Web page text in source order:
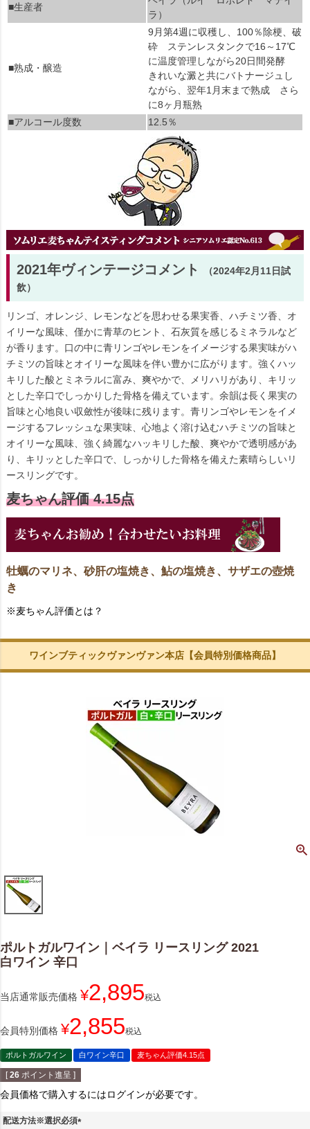
■生産者
ラ）
■熟成・醸造
9月第4週に収穫し、100％除梗、破
砕 ステンレスタンクで16～17℃
に温度管理しながら20日間発酵
きれいな澱と共にバトナージュし
ながら、翌年1月末まで熟成 さら
に8ヶ月瓶熟
■アルコール度数
12.5％
2021年ヴィンテージコメント
（2024年2月11日試
飲）
リンゴ、オレンジ、レモンなどを思わせる果実香、ハチミツ香、オ
イリーな風味、僅かに青草のヒント、石灰質を感じるミネラルなど
が香ります。口の中に青リンゴやレモンをイメージする果実味がハ
チミツの旨味とオイリーな風味を伴い豊かに広がります。強くハッ
キリした酸とミネラルに富み、爽やかで、メリハリがあり、キリッ
とした辛口でしっかりした骨格を備えています。余韻は長く果実の
旨味と心地良い収斂性が後味に残ります。青リンゴやレモンをイメ
ージするフレッシュな果実味、心地よく溶け込むハチミツの旨味と
オイリーな風味、強く綺麗なハッキリした酸、爽やかで透明感があ
り、キリッとした辛口で、しっかりした骨格を備えた素晴らしいリ
ースリングです。
麦ちゃん評価 4.15点
牡蠣のマリネ、砂肝の塩焼き、鮎の塩焼き、サザエの壺焼
き
※麦ちゃん評価とは？
ワインブティックヴァンヴァン本店【会員特別価格商品】
ポルトガルワイン｜ベイラ リースリング 2021
白ワイン 辛口
当店通常販売価格 ¥2,895税込
会員特別価格 ¥2,855税込
ポルトガルワイン 白ワイン辛口 麦ちゃん評価4.15点
[ 26 ポイント進呈 ]
会員価格で購入するにはログインが必要です。
配送方法※選択必須